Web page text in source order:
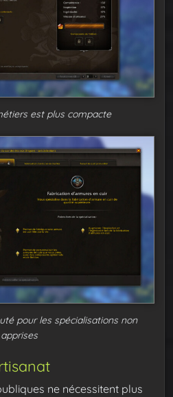
est plus compacte
pour les spécialisations non
apprises
ne nécessitent plus